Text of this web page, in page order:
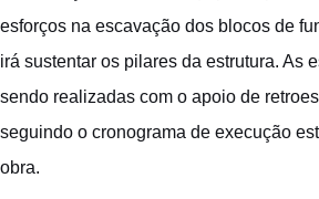
esforços na escavação dos blocos de
irá sustentar os pilares da estrutura. As
sendo realizadas com o apoio de
seguindo o cronograma de execução
obra.